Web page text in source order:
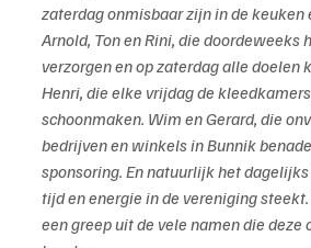
zaterdag onmisbaar zijn in de keuken
Arnold, Ton en Rini, die doordeweeks
verzorgen en op zaterdag alle doelen
Henri, die elke vrijdag de
schoonmaken. Wim en Gerard, die
bedrijven en winkels in Bunnik
sponsoring. En natuurlijk het
tijd en energie in de vereniging
een greep uit de vele namen die deze